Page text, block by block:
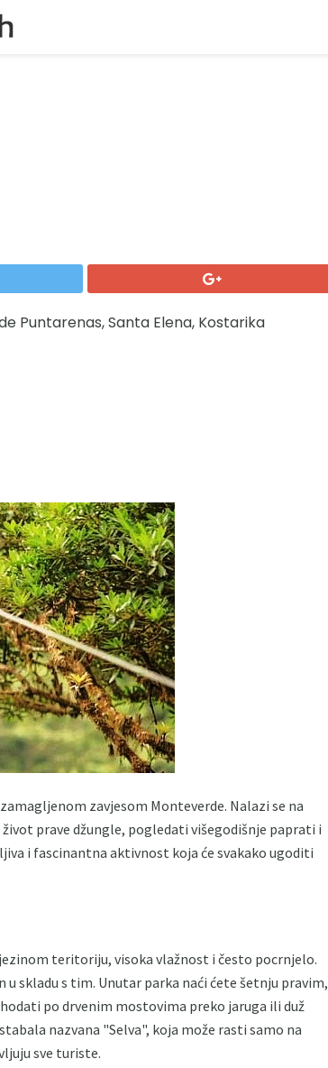
Puntarenas, Santa Elena, Kostarika
zavjesom Monteverde. Nalazi se na
prave džungle, pogledati višegodišnje paprati i
i fascinantna aktivnost koja će svakako ugoditi
teritoriju, visoka vlažnost i često pocrnjelo.
skladu s tim. Unutar parka naći ćete šetnju pravim,
po drvenim mostovima preko jaruga ili duž
nazvana "Selva", koja može rasti samo na
sve turiste.